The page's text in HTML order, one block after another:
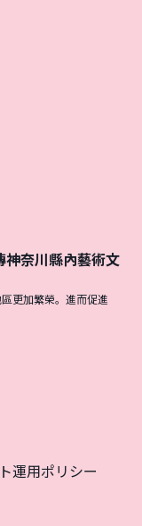
奈川縣內藝術文
更加繁榮。進而促進
運用ポリシー